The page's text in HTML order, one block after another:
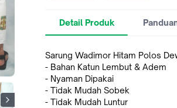
Detail Produk
Sarung Wadimor Hitam Polos
- Bahan Katun Lembut & Adem
- Nyaman Dipakai
- Tidak Mudah Sobek
- Tidak Mudah Luntur